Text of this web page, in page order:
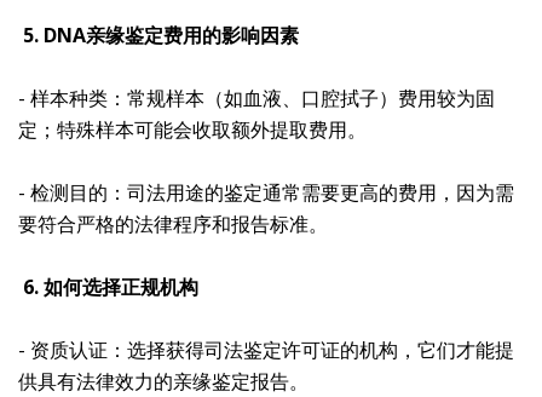
5. DNA亲缘鉴定费用的影响因素
- 样本种类：常规样本（如血液、口腔拭子）费用较为固
定；特殊样本可能会收取额外提取费用。
- 检测目的：司法用途的鉴定通常需要更高的费用，因为需
要符合严格的法律程序和报告标准。
6. 如何选择正规机构
- 资质认证：选择获得司法鉴定许可证的机构，它们才能提
供具有法律效力的亲缘鉴定报告。